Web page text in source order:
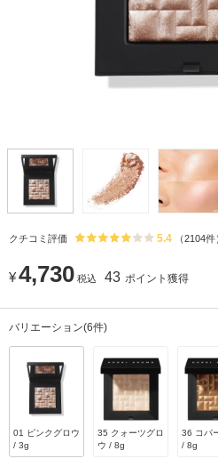
クチコミ評価 5.4 （2104件
¥4,730 税込 43 ポイント獲得
バリエーション(6件)
01 ピンクグロウ
/ 3g
35 クォーツグロ
ウ / 8g
36 コパ
/ 8g